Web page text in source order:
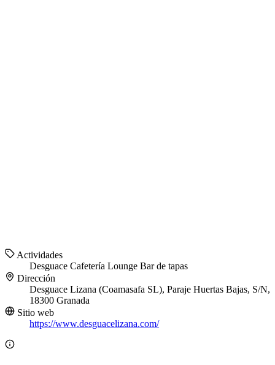
Actividades
Desguace Cafetería Lounge Bar de tapas
Dirección
Desguace Lizana (Coamasafa SL), Paraje Huertas Bajas, S/N,
18300 Granada
Sitio web
https://www.desguacelizana.com/